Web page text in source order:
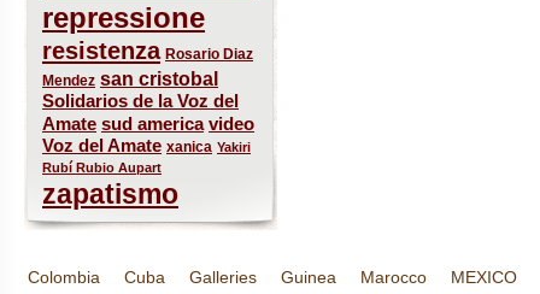
repressione
resistenza Rosario Diaz
Mendez san cristobal
Solidarios de la Voz del
Amate sud america video
Voz del Amate xanica Yakiri
Rubí Rubio Aupart
zapatismo
Colombia Cuba Galleries Guinea Marocco MEXICO